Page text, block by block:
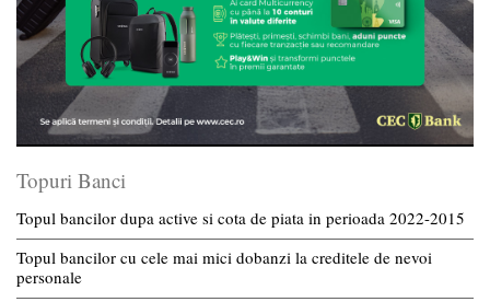
Topuri Banci
Topul bancilor dupa active si cota de piata in perioada 2022-2015
Topul bancilor cu cele mai mici dobanzi la creditele de nevoi
personale